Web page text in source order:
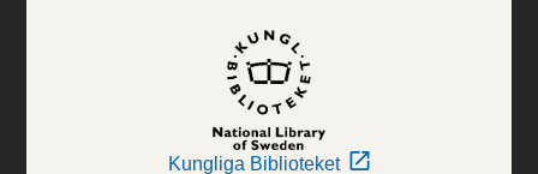
Kungliga Biblioteket